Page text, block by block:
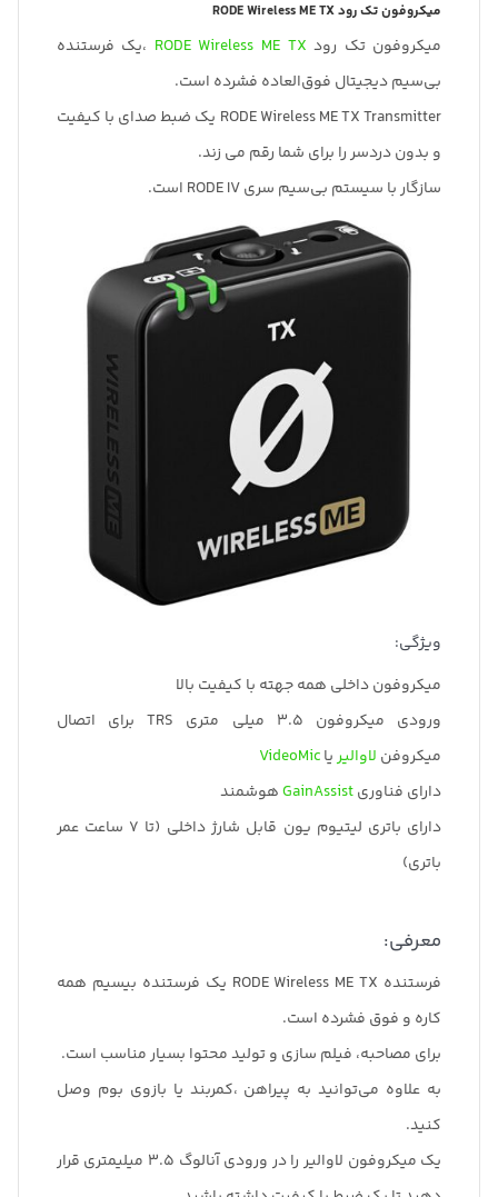
میکروفون تک رود RODE Wireless ME TX
میکروفون تک رود RODE Wireless ME TX ،یک فرستنده
بی‌سیم دیجیتال فوق‌العاده فشرده است.
RODE Wireless ME TX Transmitter یک ضبط صدای با کیفیت
و بدون دردسر را برای شما رقم می زند.
سازگار با سیستم بی‌سیم سری RODE IV است.
ویژگی:
میکروفون داخلی همه جهته با کیفیت بالا
ورودی میکروفون 3.5 میلی متری TRS برای اتصال
میکروفن لاوالیریاVideoMic
دارای فناوریGainAssistهوشمند
دارای باتری لیتیوم یون قابل شارژ داخلی (تا 7 ساعت عمر
باتری)
معرفی:
فرستنده RODE Wireless ME TX یک فرستنده بیسیم همه
کاره و فوق فشرده است.
برای مصاحبه، فیلم سازی و تولید محتوا بسیار مناسب است.
به علاوه می‌توانید به پیراهن ،کمربند یا بازوی بوم وصل
کنید.
یک میکروفون لاوالیر را در ورودی آنالوگ 3.5 میلیمتری قرار